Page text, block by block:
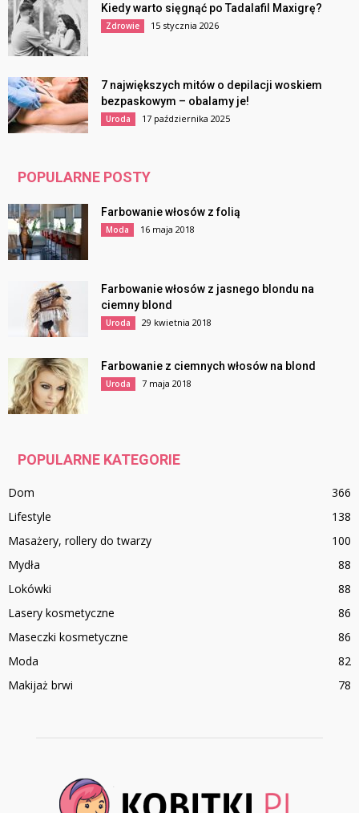
Kiedy warto sięgnąć po Tadalafil Maxigrę?
Zdrowie 15 stycznia 2026
7 największych mitów o depilacji woskiem
bezpaskowym – obalamy je!
Uroda 17 października 2025
POPULARNE POSTY
Farbowanie włosów z folią
Moda 16 maja 2018
Farbowanie włosów z jasnego blondu na
ciemny blond
Uroda 29 kwietnia 2018
Farbowanie z ciemnych włosów na blond
Uroda 7 maja 2018
POPULARNE KATEGORIE
Dom
366
Lifestyle
138
Masażery, rollery do twarzy
100
Mydła
88
Lokówki
88
Lasery kosmetyczne
86
Maseczki kosmetyczne
86
Moda
82
Makijaż brwi
78